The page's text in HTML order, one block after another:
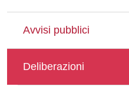
Avvisi pubblici
Deliberazioni